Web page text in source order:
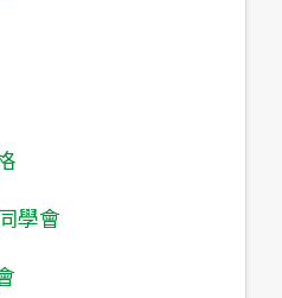
學會